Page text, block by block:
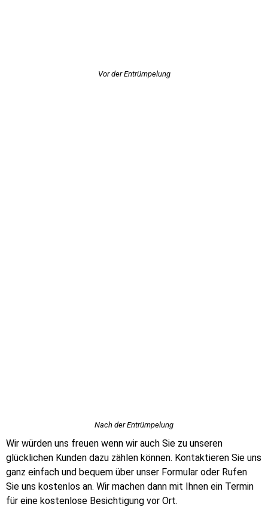
Vor der Entrümpelung
Nach der Entrümpelung
Wir würden uns freuen wenn wir auch Sie zu unseren
glücklichen Kunden dazu zählen können. Kontaktieren Sie uns
ganz einfach und bequem über unser Formular oder Rufen
Sie uns kostenlos an. Wir machen dann mit Ihnen ein Termin
für eine kostenlose Besichtigung vor Ort.